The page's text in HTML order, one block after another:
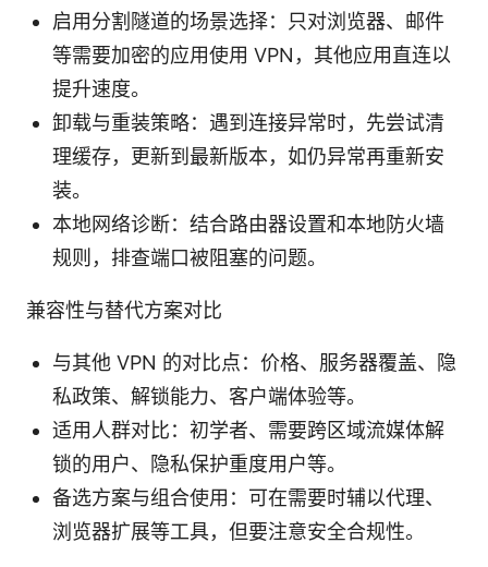
启用分割隧道的场景选择：只对浏览器、邮件
等需要加密的应用使用 VPN，其他应用直连以
提升速度。
卸载与重装策略：遇到连接异常时，先尝试清
理缓存，更新到最新版本，如仍异常再重新安
装。
本地网络诊断：结合路由器设置和本地防火墙
规则，排查端口被阻塞的问题。
兼容性与替代方案对比
与其他 VPN 的对比点：价格、服务器覆盖、隐
私政策、解锁能力、客户端体验等。
适用人群对比：初学者、需要跨区域流媒体解
锁的用户、隐私保护重度用户等。
备选方案与组合使用：可在需要时辅以代理、
浏览器扩展等工具，但要注意安全合规性。